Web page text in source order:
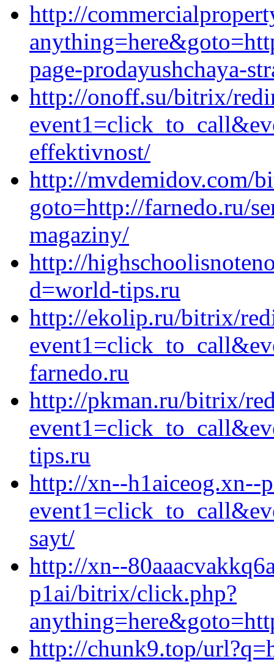
http://
page-prodayushchaya-
http://onoff.su/bitrix/
effektivnost/
http://mvdemidov.com/
goto=http://farnedo.ru/
magaziny/
http://
d=world-tips.ru
http://ekolip.ru/bitrix/
farnedo.ru
http://pkman.ru/bitrix/
tips.ru
http://xn--h1aiceog.xn--
sayt/
http://xn--
p1ai/bitrix/click.php?
http://chunk9.top/